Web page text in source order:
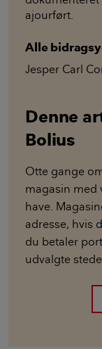
ajourført.
Alle
Jesper Carl
Denne
Bolius
Otte gange
magasin med
have.
adresse, hvis
du betaler
udvalgte